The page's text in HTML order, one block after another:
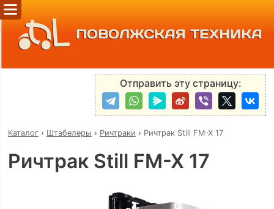
ПОВОЛЖСКАЯ ТЕХНИКА
Отправить эту страницу:
Каталог› Штабелеры › Ричтраки › Ричтрак Still FM-X 17
Ричтрак Still FM-X 17